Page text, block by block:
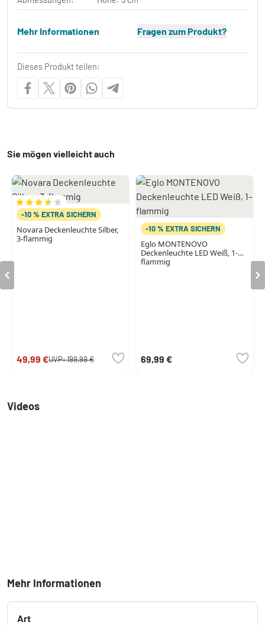
Mehr Informationen Fragen zum Produkt?
Dieses Produkt teilen:
Sie mögen vielleicht auch
-10 % EXTRA SICHERN
Novara Deckenleuchte Silber,
3-flammig
49,99 €UVP:199,99 €
-10 % EXTRA SICHERN
Eglo MONTENOVO
Deckenleuchte LED Weiß, 1-
flammig
69,99 €
Videos
Mehr Informationen
Art